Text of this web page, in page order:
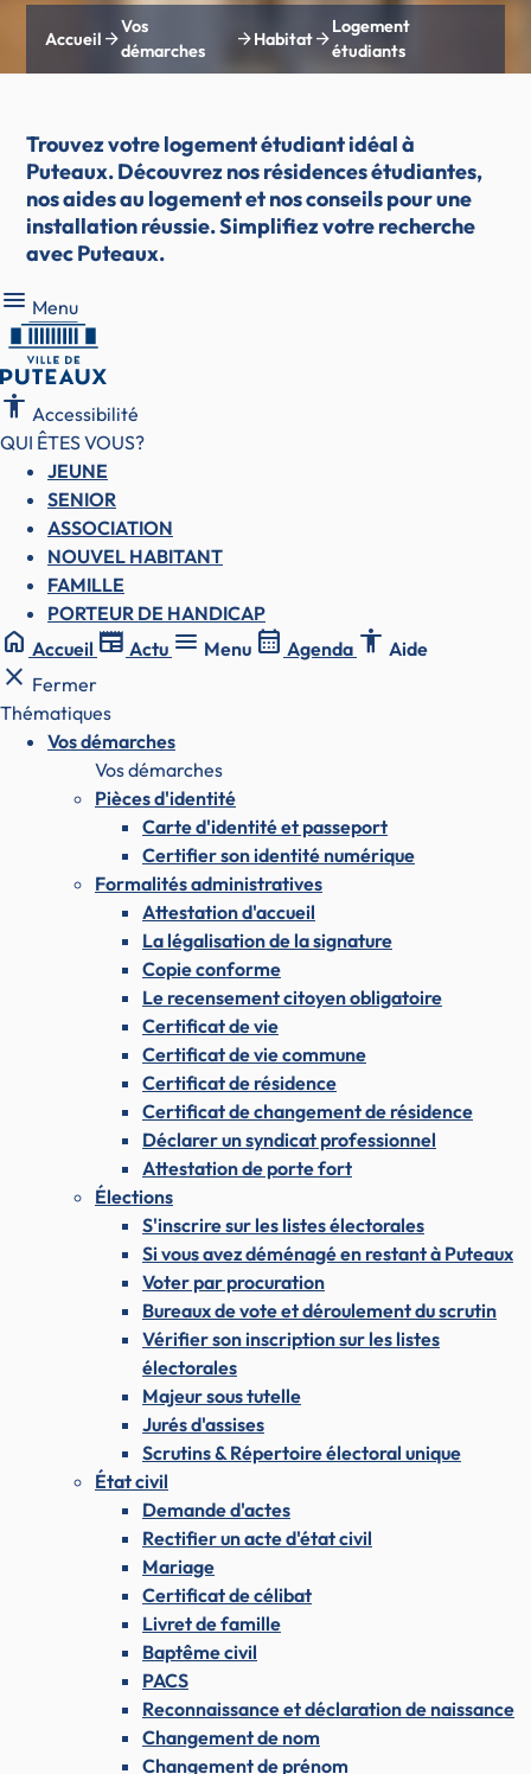
Accueil arrow_forward
Vos
démarches
arrow_forwardHabitatarrow_forward
Logement
étudiants
Trouvez votre logement étudiant idéal à
Puteaux. Découvrez nos résidences étudiantes,
nos aides au logement et nos conseils pour une
installation réussie. Simplifiez votre recherche
avec Puteaux.
Menu Menu
accessibility Accessibilité
QUI ÊTES VOUS?
JEUNE
SENIOR
ASSOCIATION
NOUVEL HABITANT
FAMILLE
PORTEUR DE HANDICAP
home Accueil newspaper Actu menu Menu calendar_month Agenda accessibility Aide
close Fermer
Thématiques
Vos démarches
Vos démarches
Pièces d'identité
Carte d'identité et passeport
Certifier son identité numérique
Formalités administratives
Attestation d'accueil
La légalisation de la signature
Copie conforme
Le recensement citoyen obligatoire
Certificat de vie
Certificat de vie commune
Certificat de résidence
Certificat de changement de résidence
Déclarer un syndicat professionnel
Attestation de porte fort
Élections
S'inscrire sur les listes électorales
Si vous avez déménagé en restant à Puteaux
Voter par procuration
Bureaux de vote et déroulement du scrutin
Vérifier son inscription sur les listes
électorales
Majeur sous tutelle
Jurés d'assises
Scrutins & Répertoire électoral unique
État civil
Demande d'actes
Rectifier un acte d'état civil
Mariage
Certificat de célibat
Livret de famille
Baptême civil
PACS
Reconnaissance et déclaration de naissance
Changement de nom
Changement de prénom